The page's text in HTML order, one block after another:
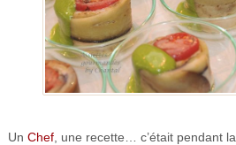
Un Chef, une recette… c’était pendant la